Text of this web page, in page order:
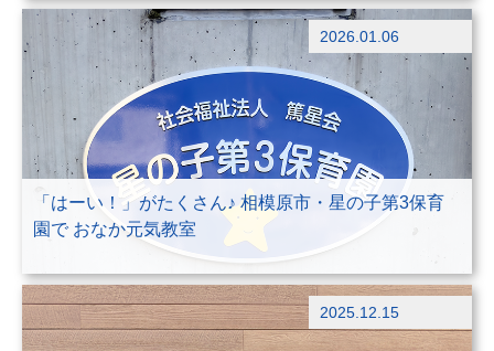
ブログ
出前授業
2026.01.06
「はーい！」がたくさん♪ 相模原市・星の子第3保育
園で おなか元気教室
ブログ
出前授業
2025.12.15